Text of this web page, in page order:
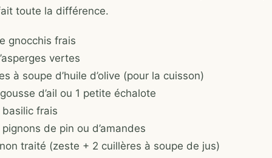
toute la différence.
gnocchis frais
vertes
à soupe d’huile d’olive (pour la cuisson)
d’ail ou 1 petite échalote
frais
de pin ou d’amandes
traité (zeste + 2 cuillères à soupe de jus)